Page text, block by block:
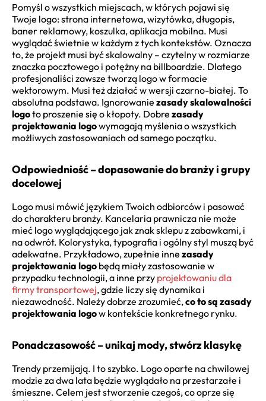
Pomyśl o wszystkich miejscach, w których pojawi się
Twoje logo: strona internetowa, wizytówka, długopis,
baner reklamowy, koszulka, aplikacja mobilna. Musi
wyglądać świetnie w każdym z tych kontekstów. Oznacza
to, że projekt musi być skalowalny – czytelny w rozmiarze
znaczka pocztowego i potężny na billboardzie. Dlatego
profesjonaliści zawsze tworzą logo w formacie
wektorowym. Musi też działać w wersji czarno-białej. To
absolutna podstawa. Ignorowanie zasady skalowalności
logoto proszenie się o kłopoty. Dobre zasady
projektowania logowymagają myślenia o wszystkich
możliwych zastosowaniach od samego początku.
Odpowiedniość – dopasowanie do branży i grupy
docelowej
Logo musi mówić językiem Twoich odbiorców i pasować
do charakteru branży. Kancelaria prawnicza nie może
mieć logo wyglądającego jak znak sklepu z zabawkami, i
na odwrót. Kolorystyka, typografia i ogólny styl muszą być
adekwatne. Przykładowo, zupełnie inne zasady
projektowania logo będą miały zastosowanie w
przypadku technologii, a inne przy projektowaniu dla
firmy transportowej, gdzie liczy się dynamika i
niezawodność. Należy dobrze zrozumieć,co to są zasady
projektowania logow kontekście konkretnego rynku.
Ponadczasowość – unikaj mody, stwórz klasykę
Trendy przemijają. I to szybko. Logo oparte na chwilowej
modzie za dwa lata będzie wyglądało na przestarzałe i
śmieszne. Celem jest stworzenie czegoś, co oprze się